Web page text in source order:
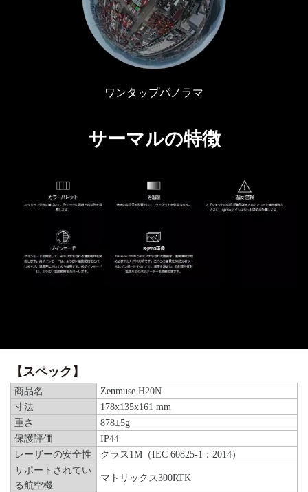
ワンタップパノラマ
サーマルの特徴
【スペック】
商品名
Zenmuse H20N
寸法
178x135x161 mm
重さ
878±5g
保護評価
IP44
レーザーの安全性
クラス1M（IEC 60825-1：2014）
サポートされてい
る航空機
マトリックス300RTK